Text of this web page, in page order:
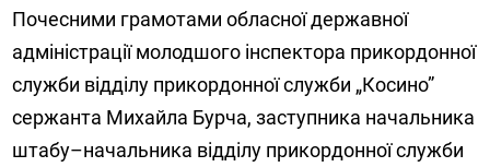
Почесними грамотами обласної державної
адміністрації молодшого інспектора прикордонної
служби відділу прикордонної служби „Косино”
сержанта Михайла Бурча, заступника начальника
штабу–начальника відділу прикордонної служби